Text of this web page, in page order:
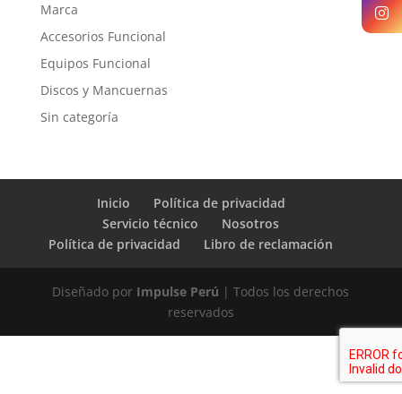
Marca
Accesorios Funcional
Equipos Funcional
Discos y Mancuernas
Sin categoría
Inicio
Política de privacidad
Servicio técnico
Nosotros
Política de privacidad
Libro de reclamación
Diseñado por Impulse Perú | Todos los derechos
reservados